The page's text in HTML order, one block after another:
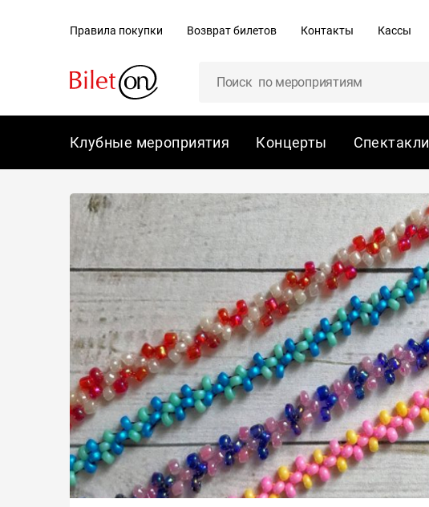
Правила покупки Возврат билетов Контакты Кассы
Клубные мероприятия Концерты Спектакли